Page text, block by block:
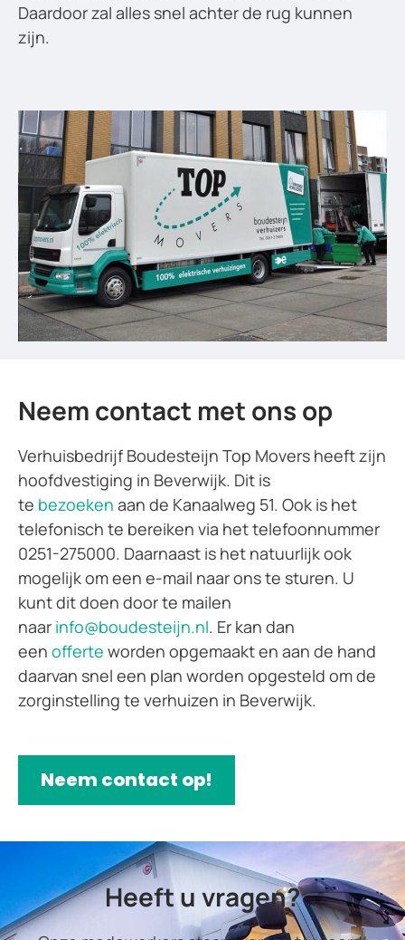
Daardoor zal alles snel achter de rug kunnen
zijn.
Neem contact met ons op
Verhuisbedrijf Boudesteijn Top Movers heeft zijn
hoofdvestiging in Beverwijk. Dit is
te bezoeken aan de Kanaalweg 51. Ook is het
telefonisch te bereiken via het telefoonnummer
0251-275000. Daarnaast is het natuurlijk ook
mogelijk om een e-mail naar ons te sturen. U
kunt dit doen door te mailen
naar info@boudesteijn.nl. Er kan dan
een offerte worden opgemaakt en aan de hand
daarvan snel een plan worden opgesteld om de
zorginstelling te verhuizen in Beverwijk.
Neem contact op!
Heeft u vragen?